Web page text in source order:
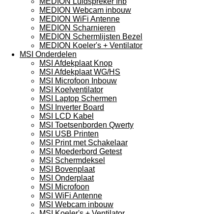
MEDION Webcam inbouw
MEDION WiFi Antenne
MEDION Scharnieren
MEDION Schermlijsten Bezel
MEDION Koeler's + Ventilator
MSI Onderdelen
MSI Afdekplaat Knop
MSI Afdekplaat WG/HS
MSI Microfoon Inbouw
MSI Koelventilator
MSI Laptop Schermen
MSI Inverter Board
MSI LCD Kabel
MSI Toetsenborden Qwerty
MSI USB Printen
MSI Print met Schakelaar
MSI Moederbord Getest
MSI Schermdeksel
MSI Bovenplaat
MSI Onderplaat
MSI Microfoon
MSI WiFi Antenne
MSI Webcam inbouw